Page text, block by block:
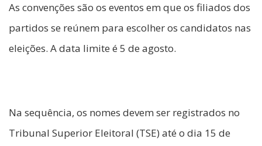
As convenções são os eventos em que os filiados dos
partidos se reúnem para escolher os candidatos nas
eleições. A data limite é 5 de agosto.
Na sequência, os nomes devem ser registrados no
Tribunal Superior Eleitoral (TSE) até o dia 15 de